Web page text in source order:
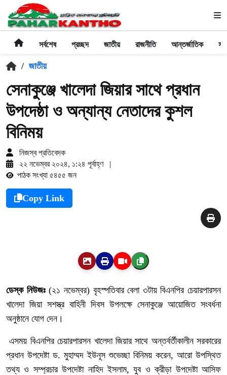
সর্বশেষ প্রচ্ছদ জাতীয় রাজনীতি আন্তর্জাতিক
/ জাতীয়
সেনাকুঞ্জে খালেদা জিয়ার সাথে প্রধান
উপদেষ্ঠা ও অন্যান্য নেতাদের কুশল
বিনিময়
নিজস্ব প্রতিবেদক
২২ নভেম্বর ২০২৪, ১:২৪ পূর্বাহ্ণ
|
পাঠক সংখ্যা ৫৪৫৫ জন
Copy Link
ডেস্ক নিউজঃ(২১ নভেম্বর) বৃহস্পতিবার বেলা ৩টায় বিএনপির চেয়ারপারসন
খালেদা জিয়া সশস্ত্র বাহিনী দিবস উপলক্ষে সেনাকুঞ্জে আয়োজিত সংবর্ধনা
অনুষ্ঠানে যোগ দেন।
এসময় বিএনপির চেয়ারপারসন খালেদা জিয়ার সাথে অন্তর্বর্তীকালীন সরকারের
প্রধান উপদেষ্টা ড. মুহাম্মদ ইউনূস শুভেচ্ছা বিনিময় করেন, আরো উপস্থিত
তথ্য ও সম্প্রচার উপদেষ্টা নাহিদ ইসলাম, যুব ও ক্রীড়া উপদেষ্টা আসিফ